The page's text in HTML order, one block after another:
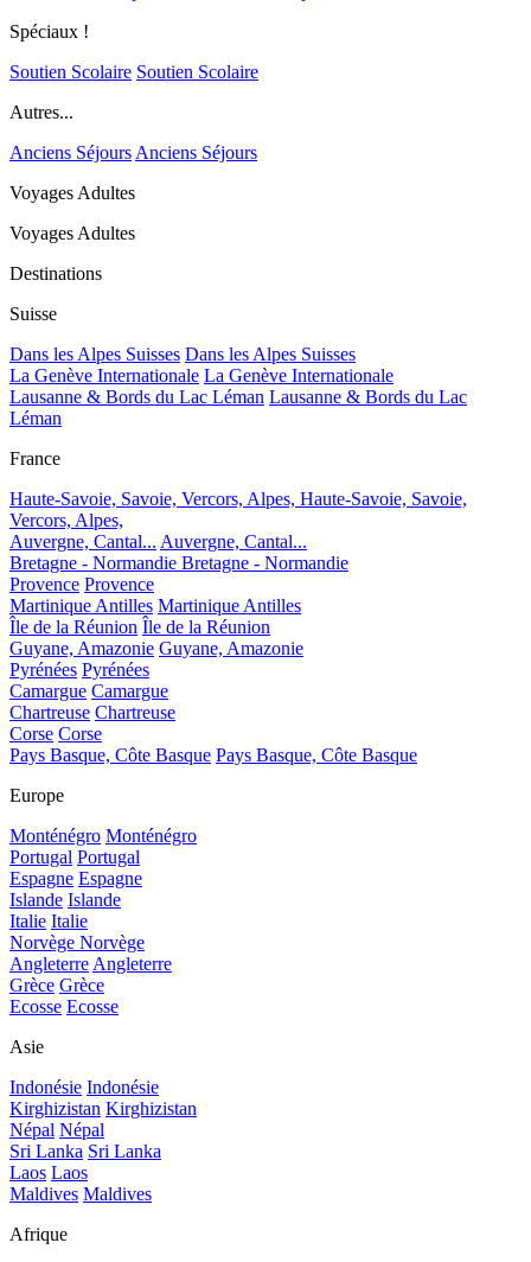
Spéciaux !
Soutien Scolaire Soutien Scolaire
Autres...
Anciens Séjours Anciens Séjours
Voyages Adultes
Voyages Adultes
Destinations
Suisse
Dans les Alpes Suisses Dans les Alpes Suisses
La Genève Internationale La Genève Internationale
Lausanne & Bords du Lac Léman Lausanne & Bords du Lac
Léman
France
Haute-Savoie, Savoie, Vercors, Alpes, Haute-Savoie, Savoie,
Vercors, Alpes,
Auvergne, Cantal... Auvergne, Cantal...
Bretagne - Normandie Bretagne - Normandie
Provence Provence
Martinique Antilles Martinique Antilles
Île de la Réunion Île de la Réunion
Guyane, Amazonie Guyane, Amazonie
Pyrénées Pyrénées
Camargue Camargue
Chartreuse Chartreuse
Corse Corse
Pays Basque, Côte Basque Pays Basque, Côte Basque
Europe
Monténégro Monténégro
Portugal Portugal
Espagne Espagne
Islande Islande
Italie Italie
Norvège Norvège
Angleterre Angleterre
Grèce Grèce
Ecosse Ecosse
Asie
Indonésie Indonésie
Kirghizistan Kirghizistan
Népal Népal
Sri Lanka Sri Lanka
Laos Laos
Maldives Maldives
Afrique